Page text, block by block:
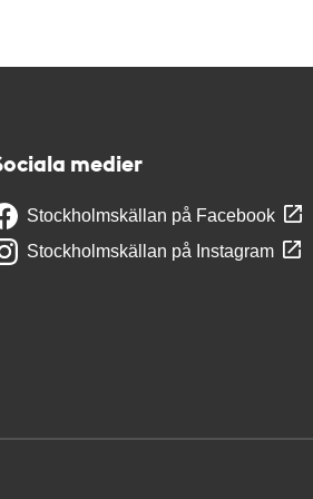
medier
Stockholmskällan på Facebook
Stockholmskällan på Instagram